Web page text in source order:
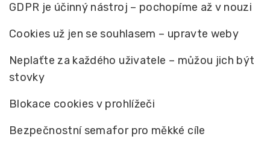
GDPR je účinný nástroj – pochopíme až v nouzi
Cookies už jen se souhlasem – upravte weby
Neplaťte za každého uživatele – můžou jich být
stovky
Blokace cookies v prohlížeči
Bezpečnostní semafor pro měkké cíle